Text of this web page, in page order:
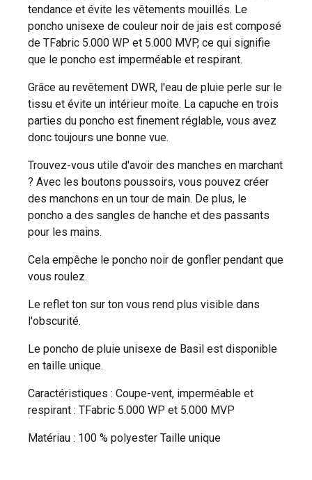
tendance et évite les vêtements mouillés. Le
poncho unisexe de couleur noir de jais est composé
de TFabric 5.000 WP et 5.000 MVP, ce qui signifie
que le poncho est imperméable et respirant.
Grâce au revêtement DWR, l'eau de pluie perle sur le
tissu et évite un intérieur moite. La capuche en trois
parties du poncho est finement réglable, vous avez
donc toujours une bonne vue.
Trouvez-vous utile d'avoir des manches en marchant
? Avec les boutons poussoirs, vous pouvez créer
des manchons en un tour de main. De plus, le
poncho a des sangles de hanche et des passants
pour les mains.
Cela empêche le poncho noir de gonfler pendant que
vous roulez.
Le reflet ton sur ton vous rend plus visible dans
l'obscurité.
Le poncho de pluie unisexe de Basil est disponible
en taille unique.
Caractéristiques : Coupe-vent, imperméable et
respirant : TFabric 5.000 WP et 5.000 MVP
Matériau : 100 % polyester Taille unique